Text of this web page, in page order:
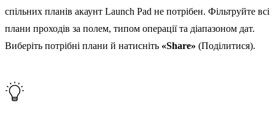
спільних планів акаунт Launch Pad не потрібен. Фільтруйте всі
плани проходів за полем, типом операції та діапазоном дат.
Виберіть потрібні плани й натисніть «Share» (Поділитися).